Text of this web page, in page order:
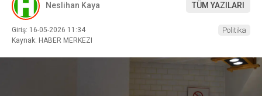
Neslihan Kaya TÜM YAZILARI
Giriş: 16-05-2026 11:34
Kaynak: HABER MERKEZI
Politika